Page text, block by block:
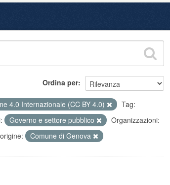
Ordina per
4.0 Internazionale (CC BY 4.0)
Tag:
Governo e settore pubblico
Organizzazioni:
Comune di Genova